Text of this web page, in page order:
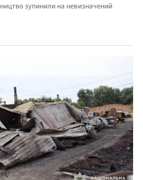
зупинили на невизначений